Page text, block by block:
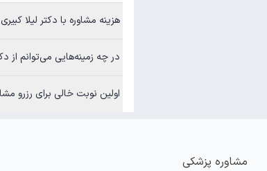
هزینه مشاوره با دکتر لیلا
در چه زمینه‌هایی می‌توانم از
اولین نوبت خالی برای رزرو
مشاوره پزشکی